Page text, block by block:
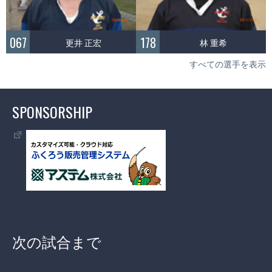
067 更井 正宏 178 林 重希
すべての選手を表示
SPONSORSHIP
次の試合まで